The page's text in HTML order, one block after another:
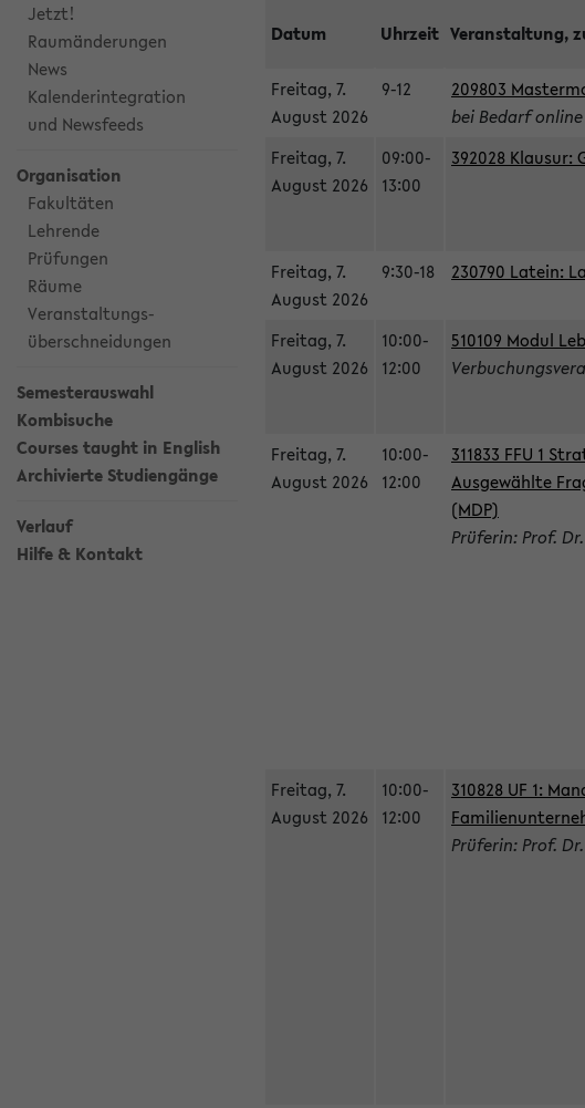
Jetzt!
Raumänderungen
News
Kalenderintegration
und Newsfeeds
Organisation
Fakultäten
Lehrende
Prüfungen
Räume
Veranstaltungs-
überschneidungen
Semesterauswahl
Kombisuche
Courses taught in English
Archivierte Studiengänge
Verlauf
Hilfe & Kontakt
Datum Uhrzeit Veranstaltung,
Freitag, 7.
August 2026
9-12
209803
bei Bedarf online
Freitag, 7.
August 2026
09:00-
13:00
392028 Klausur:
Freitag, 7.
August 2026
9:30-18 230790 Latein:
Freitag, 7.
August 2026
10:00-
12:00
510109 Modul
Freitag, 7.
August 2026
10:00-
12:00
311833 FFU 1
Ausgewählte
(MDP)
Prüferin: Prof.
Freitag, 7.
August 2026
10:00-
12:00
310828 UF 1:
Prüferin: Prof.